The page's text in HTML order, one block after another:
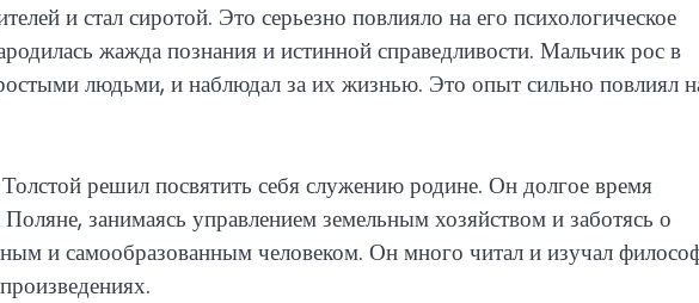
и стал сиротой. Это серьезно повлияло на его психологическое
жажда познания и истинной справедливости. Мальчик рос в
людьми, и наблюдал за их жизнью. Это опыт сильно повлиял
решил посвятить себя служению родине. Он долгое время
занимаясь управлением земельным хозяйством и заботясь о
и самообразованным человеком. Он много читал и изучал